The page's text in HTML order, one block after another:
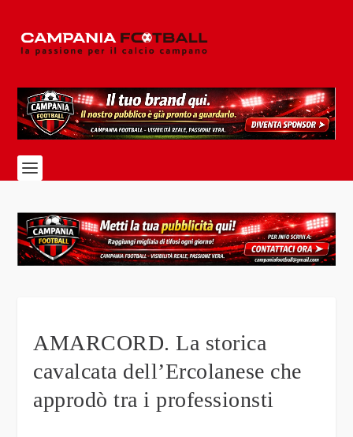
AMARCORD. La storica
cavalcata dell’Ercolanese che
approdò tra i professionsti